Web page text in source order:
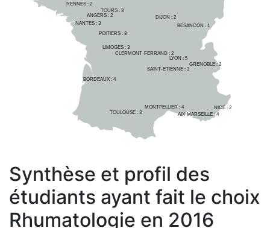
AIX-MARSEILLE : 4
ANGERS : 2
BESANCON : 1
BORDEAUX : 4
CLERMONT-FERRAND : 2
DIJON : 2
GRENOBLE : 2
LIMOGES : 3
LYON : 5
MONTPELLIER : 4
NANTES : 3
NICE : 2
POITIERS : 3
RENNES : 2
SAINT-ETIENNE : 3
TOULOUSE : 3
TOURS : 3
Synthèse et profil des
étudiants ayant fait le choix
Rhumatologie en 2016